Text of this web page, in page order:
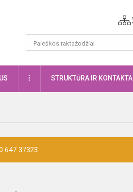
DAUGIAUSTRUKTŪRA IR KONTAKTAI
647 37323